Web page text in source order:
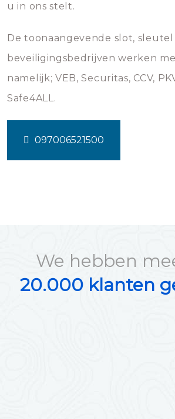
u in ons stelt.
De toonaangevende slot, sleutel
beveiligingsbedrijven werken
namelijk; VEB, Securitas, CCV,
Safe4ALL.
097006521500
We hebben
20.000 klanten